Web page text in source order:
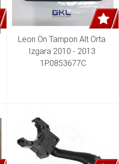
Leon Ön Tampon Alt Orta
Izgara 2010 - 2013
1P0853677C